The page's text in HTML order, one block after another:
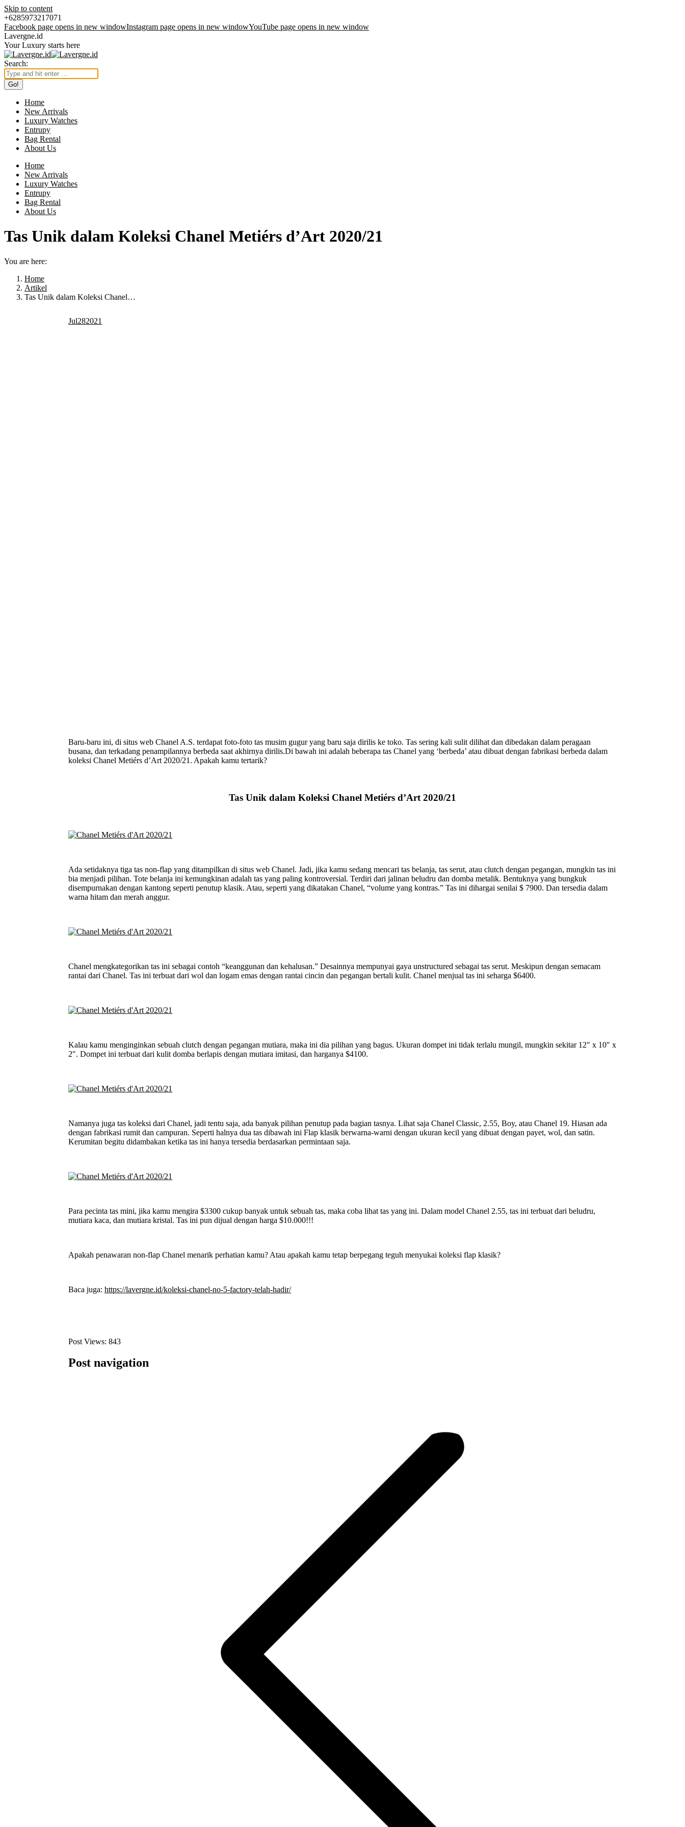
Skip to content
+6285973217071
Facebook page opens in new windowInstagram page opens in new windowYouTube page opens in new window
Lavergne.id
Your Luxury starts here
Search:
Home
New Arrivals
Luxury Watches
Entrupy
Bag Rental
About Us
Home
New Arrivals
Luxury Watches
Entrupy
Bag Rental
About Us
Tas Unik dalam Koleksi Chanel Metiérs d’Art 2020/21
You are here:
Home
Artikel
Tas Unik dalam Koleksi Chanel…
Jul282021
Baru-baru ini, di situs web Chanel A.S. terdapat foto-foto tas musim gugur yang baru saja dirilis ke toko. Tas sering kali sulit dilihat dan dibedakan dalam peragaan
busana, dan terkadang penampilannya berbeda saat akhirnya dirilis.Di bawah ini adalah beberapa tas Chanel yang ‘berbeda’ atau dibuat dengan fabrikasi berbeda dalam
koleksi Chanel Metiérs d’Art 2020/21. Apakah kamu tertarik?
Tas Unik dalam Koleksi Chanel Metiérs d’Art 2020/21
Ada setidaknya tiga tas non-flap yang ditampilkan di situs web Chanel. Jadi, jika kamu sedang mencari tas belanja, tas serut, atau clutch dengan pegangan, mungkin tas ini
bia menjadi pilihan. Tote belanja ini kemungkinan adalah tas yang paling kontroversial. Terdiri dari jalinan beludru dan domba metalik. Bentuknya yang bungkuk
disempurnakan dengan kantong seperti penutup klasik. Atau, seperti yang dikatakan Chanel, “volume yang kontras.” Tas ini dihargai senilai $ 7900. Dan tersedia dalam
warna hitam dan merah anggur.
Chanel mengkategorikan tas ini sebagai contoh “keanggunan dan kehalusan.” Desainnya mempunyai gaya unstructured sebagai tas serut. Meskipun dengan semacam
rantai dari Chanel. Tas ini terbuat dari wol dan logam emas dengan rantai cincin dan pegangan bertali kulit. Chanel menjual tas ini seharga $6400.
Kalau kamu menginginkan sebuah clutch dengan pegangan mutiara, maka ini dia pilihan yang bagus. Ukuran dompet ini tidak terlalu mungil, mungkin sekitar 12″ x 10″ x
2″. Dompet ini terbuat dari kulit domba berlapis dengan mutiara imitasi, dan harganya $4100.
Namanya juga tas koleksi dari Chanel, jadi tentu saja, ada banyak pilihan penutup pada bagian tasnya. Lihat saja Chanel Classic, 2.55, Boy, atau Chanel 19. Hiasan ada
dengan fabrikasi rumit dan campuran. Seperti halnya dua tas dibawah ini Flap klasik berwarna-warni dengan ukuran kecil yang dibuat dengan payet, wol, dan satin.
Kerumitan begitu didambakan ketika tas ini hanya tersedia berdasarkan permintaan saja.
Para pecinta tas mini, jika kamu mengira $3300 cukup banyak untuk sebuah tas, maka coba lihat tas yang ini. Dalam model Chanel 2.55, tas ini terbuat dari beludru,
mutiara kaca, dan mutiara kristal. Tas ini pun dijual dengan harga $10.000!!!
Apakah penawaran non-flap Chanel menarik perhatian kamu? Atau apakah kamu tetap berpegang teguh menyukai koleksi flap klasik?
Baca juga:https://lavergne.id/koleksi-chanel-no-5-factory-telah-hadir/
Post Views: 843
Post navigation